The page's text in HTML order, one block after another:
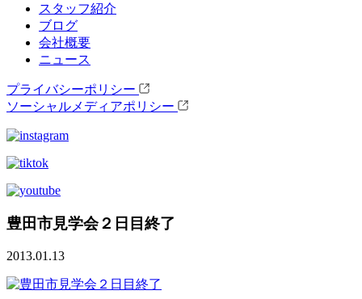
スタッフ紹介
ブログ
会社概要
ニュース
プライバシーポリシー
ソーシャルメディアポリシー
豊田市見学会２日目終了
2013.01.13